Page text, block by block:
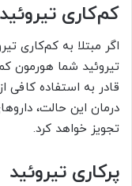
کم‌کاری تیروئید
اگر مبتلا به کم‌کاری
تیروئید شما هورمون
قادر به استفاده کافی
درمان این حالت،
تجویز خواهد کرد.
پرکاری تیروئید